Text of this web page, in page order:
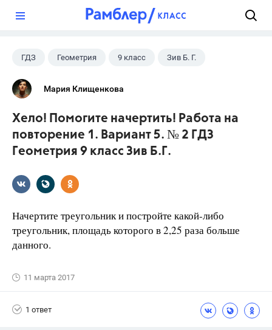
ГДЗ Геометрия 9 класс Зив Б. Г.
Мария Клищенкова
Хело! Помогите начертить! Работа на
повторение 1. Вариант 5. № 2 ГДЗ
Геометрия 9 класс Зив Б.Г.
Начертите треугольник и постройте какой-либо
треугольник, площадь которого в 2,25 раза больше
данного.
11 марта 2017
1 ответ